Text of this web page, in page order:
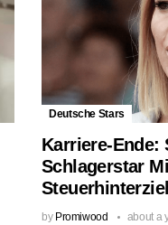
Deutsche Stars
Karriere-Ende:
Schlagerstar
by Promiwood about a